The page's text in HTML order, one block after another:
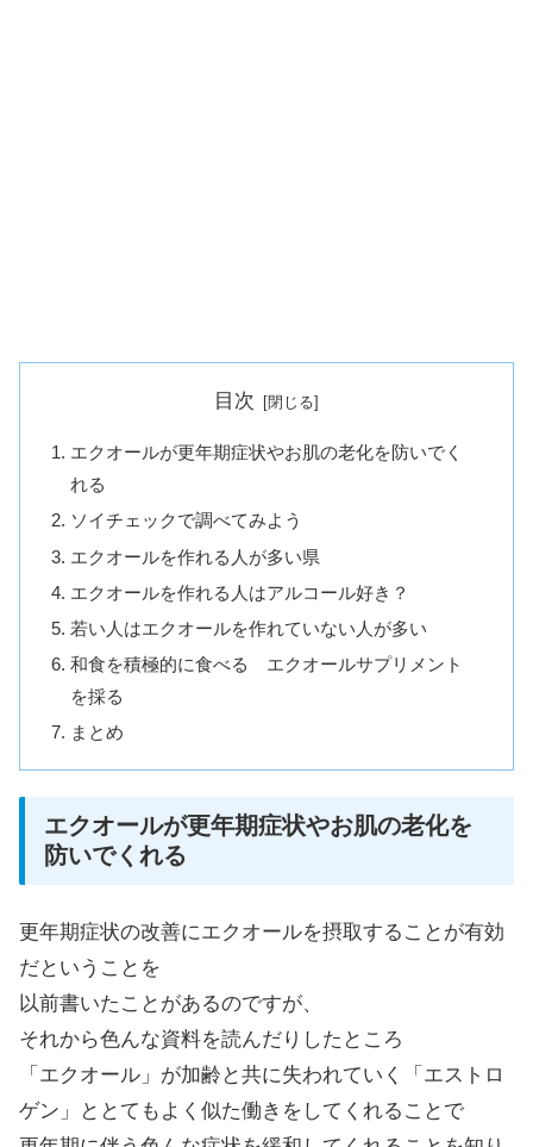
目次
エクオールが更年期症状やお肌の老化を防いでく
れる
ソイチェックで調べてみよう
エクオールを作れる人が多い県
エクオールを作れる人はアルコール好き？
若い人はエクオールを作れていない人が多い
和食を積極的に食べる エクオールサプリメント
を採る
まとめ
エクオールが更年期症状やお肌の老化を
防いでくれる
更年期症状の改善にエクオールを摂取することが有効
だということを
以前書いたことがあるのですが、
それから色んな資料を読んだりしたところ
「エクオール」が加齢と共に失われていく「エストロ
ゲン」ととてもよく似た働きをしてくれることで